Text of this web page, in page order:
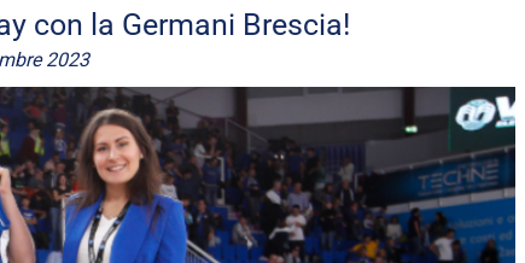
con la Germani Brescia!
2023